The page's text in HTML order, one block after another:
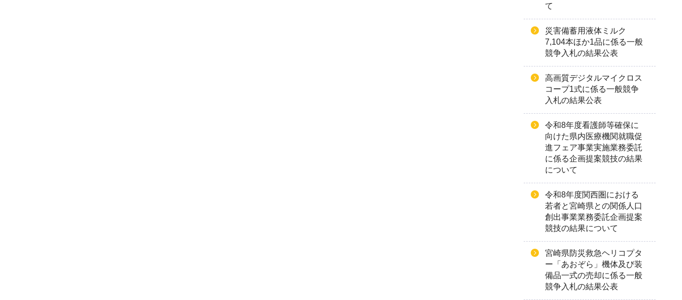
て
災害備蓄用液体ミルク
7,104本ほか1品に係る一般
競争入札の結果公表
高画質デジタルマイクロス
コープ1式に係る一般競争
入札の結果公表
令和8年度看護師等確保に
向けた県内医療機関就職促
進フェア事業実施業務委託
に係る企画提案競技の結果
について
令和8年度関西圏における
若者と宮崎県との関係人口
創出事業業務委託企画提案
競技の結果について
宮崎県防災救急ヘリコプタ
ー「あおぞら」機体及び装
備品一式の売却に係る一般
競争入札の結果公表